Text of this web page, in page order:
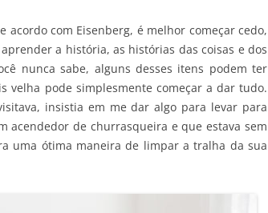
acordo com Eisenberg, é melhor começar cedo,
a história, as histórias das coisas e dos
nunca sabe, alguns desses itens podem ter
velha pode simplesmente começar a dar tudo.
insistia em me dar algo para levar para
acendedor de churrasqueira e que estava sem
uma ótima maneira de limpar a tralha da sua